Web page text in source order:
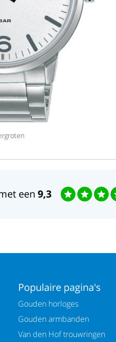
een 9,3
Populaire pagina's
Gouden horloges
Gouden armbanden
Van den Hof trouwringen